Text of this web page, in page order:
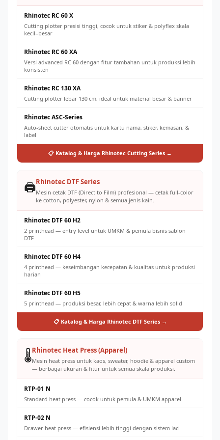
Rhinotec RC 60 X
Cutting plotter presisi tinggi, cocok untuk stiker & polyflex skala
kecil–besar
Rhinotec RC 60 XA
Versi advanced RC 60 dengan fitur tambahan untuk produksi lebih
konsisten
Rhinotec RC 130 XA
Cutting plotter lebar 130 cm, ideal untuk material besar & banner
Rhinotec ASC-Series
Auto-sheet cutter otomatis untuk kartu nama, stiker, kemasan, &
label
📋 Katalog & Harga Rhinotec Cutting Series →
🖨️Rhinotec DTF Series
Mesin cetak DTF (Direct to Film) profesional — cetak full-color
ke cotton, polyester, nylon & semua jenis kain.
Rhinotec DTF 60 H2
2 printhead — entry level untuk UMKM & pemula bisnis sablon
DTF
Rhinotec DTF 60 H4
4 printhead — keseimbangan kecepatan & kualitas untuk produksi
harian
Rhinotec DTF 60 H5
5 printhead — produksi besar, lebih cepat & warna lebih solid
📋 Katalog & Harga Rhinotec DTF Series →
🌡️Rhinotec Heat Press (Apparel)
Mesin heat press untuk kaos, sweater, hoodie & apparel custom
— berbagai ukuran & fitur untuk semua skala produksi.
RTP-01 N
Standard heat press — cocok untuk pemula & UMKM apparel
RTP-02 N
Drawer heat press — efisiensi lebih tinggi dengan sistem laci